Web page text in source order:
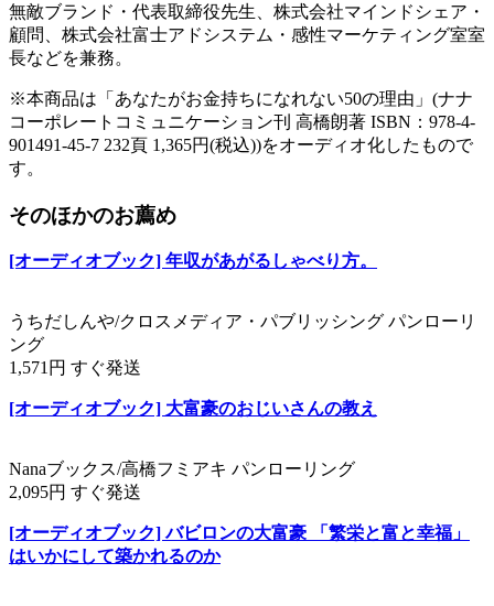
無敵ブランド・代表取締役先生、株式会社マインドシェア・
顧問、株式会社富士アドシステム・感性マーケティング室室
長などを兼務。
※本商品は「あなたがお金持ちになれない50の理由」(ナナ
コーポレートコミュニケーション刊 高橋朗著 ISBN：978-4-
901491-45-7 232頁 1,365円(税込))をオーディオ化したもので
す。
そのほかのお薦め
[オーディオブック] 年収があがるしゃべり方。
うちだしんや/クロスメディア・パブリッシング パンローリ
ング
1,571円 すぐ発送
[オーディオブック] 大富豪のおじいさんの教え
Nanaブックス/高橋フミアキ パンローリング
2,095円 すぐ発送
[オーディオブック] バビロンの大富豪 「繁栄と富と幸福」
はいかにして築かれるのか